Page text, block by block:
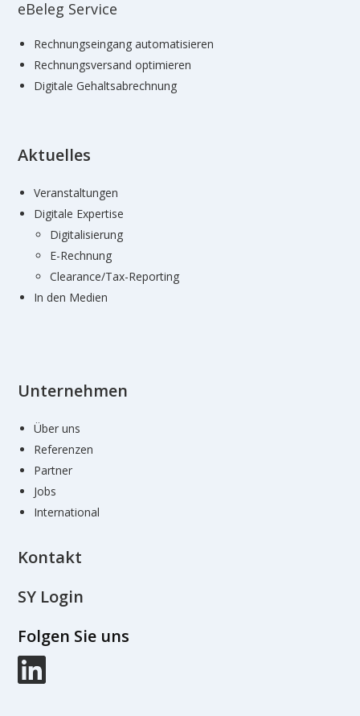
eBeleg Service
Rechnungseingang automatisieren
Rechnungsversand optimieren
Digitale Gehaltsabrechnung
Aktuelles
Veranstaltungen
Digitale Expertise
Digitalisierung
E-Rechnung
Clearance/Tax-Reporting
In den Medien
Unternehmen
Über uns
Referenzen
Partner
Jobs
International
Kontakt
SY Login
Folgen Sie uns